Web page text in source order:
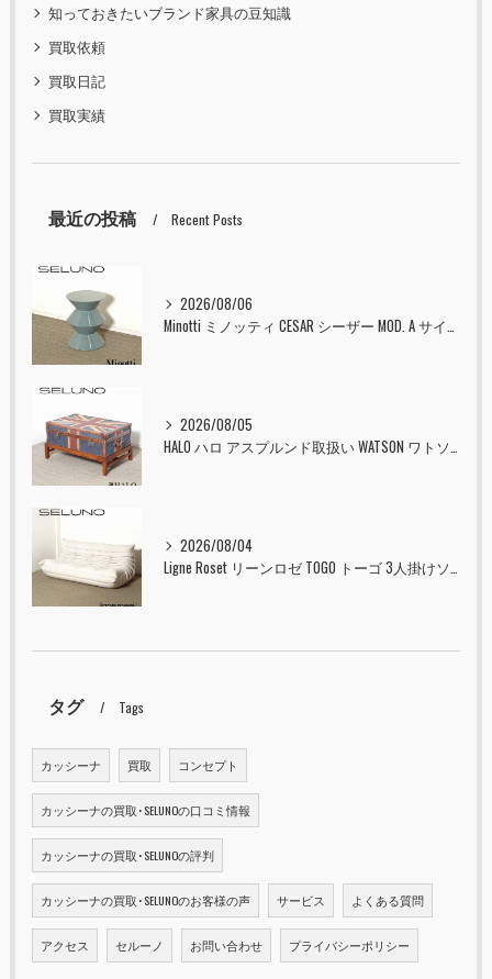
知っておきたいブランド家具の豆知識
買取依頼
買取日記
買取実績
最近の投稿 Recent Posts
2026/08/06
2026/08/05
2026/08/04
タグ Tags
カッシーナ 買取 コンセプト
カッシーナの買取･SELUNOの口コミ情報
カッシーナの買取･SELUNOの評判
カッシーナの買取･SELUNOのお客様の声 サービス よくある質問
アクセス セルーノ お問い合わせ プライバシーポリシー